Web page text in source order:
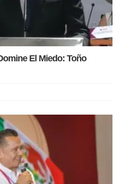
El Miedo: Toño